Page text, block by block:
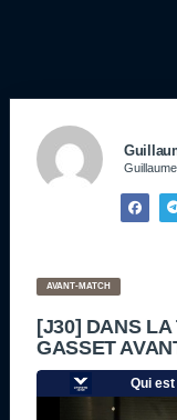
Guillaume
AVANT-MATCH
[J30] DANS
GASSET